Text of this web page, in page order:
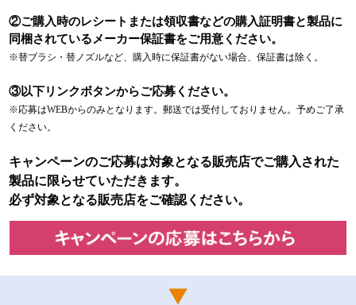
②ご購入時のレシートまたは領収書などの購入証明書と製品に
同梱されているメーカー保証書をご用意ください。
※替ブラシ・替ノズルなど、購入時に保証書がない場合、保証書は除く。
③以下リンクボタンからご応募ください。
※応募はWEBからのみとなります。郵送では受付しておりません。予めご了承
ください。
キャンペーンのご応募は対象となる販売店でご購入された
製品に限らせていただきます。
必ず対象となる販売店をご確認ください。